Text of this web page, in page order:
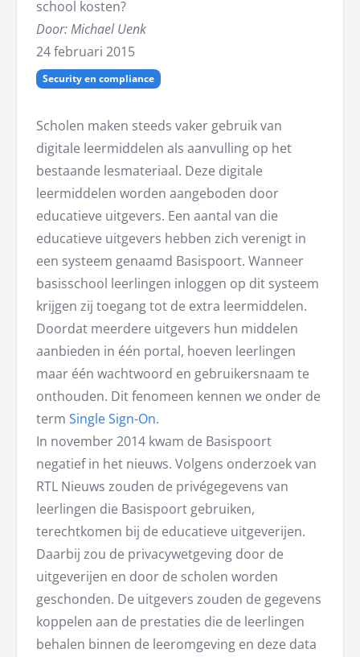
school kosten?
Door: Michael Uenk
24 februari 2015
Security en compliance
Scholen maken steeds vaker gebruik van
digitale leermiddelen als aanvulling op het
bestaande lesmateriaal. Deze digitale
leermiddelen worden aangeboden door
educatieve uitgevers. Een aantal van die
educatieve uitgevers hebben zich verenigt in
een systeem genaamd Basispoort. Wanneer
basisschool leerlingen inloggen op dit systeem
krijgen zij toegang tot de extra leermiddelen.
Doordat meerdere uitgevers hun middelen
aanbieden in één portal, hoeven leerlingen
maar één wachtwoord en gebruikersnaam te
onthouden. Dit fenomeen kennen we onder de
term Single Sign-On.
In november 2014 kwam de Basispoort
negatief in het nieuws. Volgens onderzoek van
RTL Nieuws zouden de privégegevens van
leerlingen die Basispoort gebruiken,
terechtkomen bij de educatieve uitgeverijen.
Daarbij zou de privacywetgeving door de
uitgeverijen en door de scholen worden
geschonden. De uitgevers zouden de gegevens
koppelen aan de prestaties die de leerlingen
behalen binnen de leeromgeving en deze data